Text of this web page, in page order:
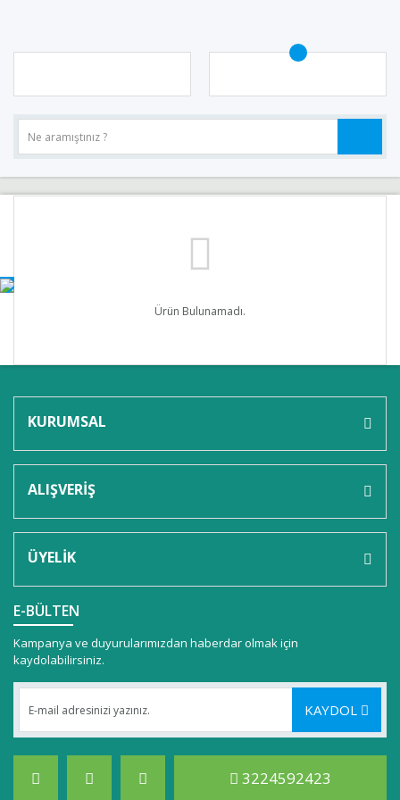
Ürün Bulunamadı.
KURUMSAL
ALIŞVERİŞ
ÜYELİK
E-BÜLTEN
Kampanya ve duyurularımızdan haberdar olmak için
kaydolabilirsiniz.
KAYDOL
3224592423